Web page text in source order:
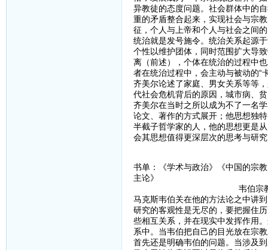
异教徒的态度问题。社会群体中的
重的矛盾整合起来，实现社会与宗
征，个人与上帝和个人与社会之间
统治就是发号施令。统治关系起源
个性以维护团体，同时范围扩大导
离（前述），个体在统治的过程中
者在统治过程中，会主动与被动的“
齐美尔论述了家庭、男女关系等等
代社会危机背后的原因，城市病、
齐美尔在当时之所以成为不了一名
论文、著作的方式展开；他思想独
半截子哲学家的人，他的思想更是
会其思想值得更深层次的思考与研
书单：《学术与政治》《中国的宗
主论》
韦伯宗教社会学之
马克斯韦伯关在他的方法论之中讲
研究的客观性是无尽的，要把握住
些相互关系，并在现实中发挥作用
系中。当韦伯把自己的目光放在宗
首先还是明确韦伯的问题。当涉及